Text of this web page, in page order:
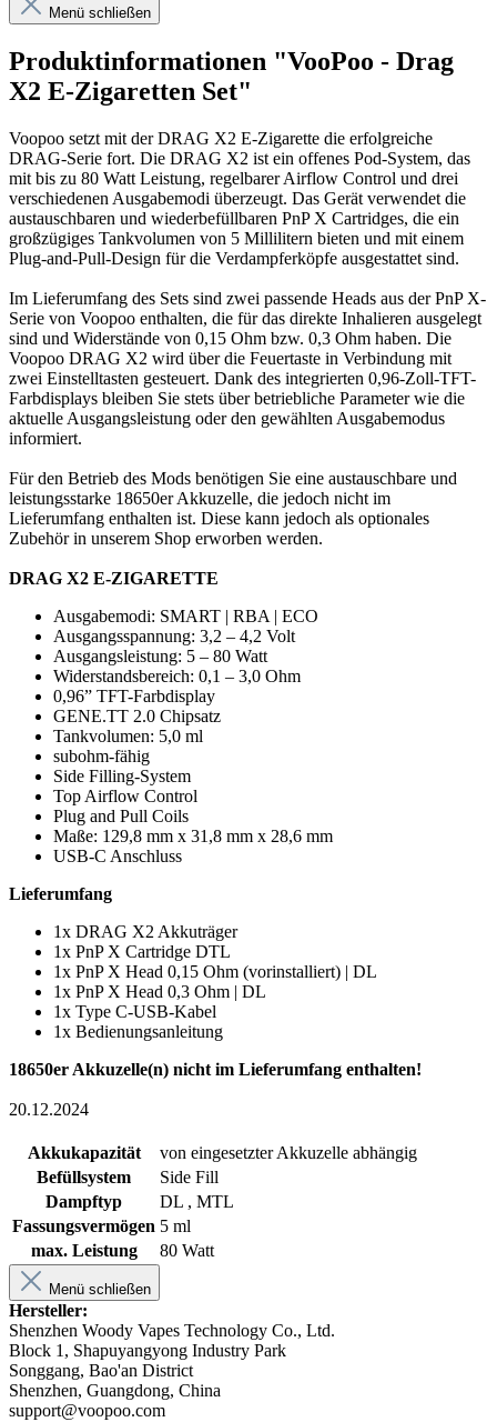
Menü schließen
Produktinformationen "VooPoo - Drag
X2 E-Zigaretten Set"
Voopoo setzt mit der DRAG X2 E-Zigarette die erfolgreiche
DRAG-Serie fort. Die DRAG X2 ist ein offenes Pod-System, das
mit bis zu 80 Watt Leistung, regelbarer Airflow Control und drei
verschiedenen Ausgabemodi überzeugt. Das Gerät verwendet die
austauschbaren und wiederbefüllbaren PnP X Cartridges, die ein
großzügiges Tankvolumen von 5 Millilitern bieten und mit einem
Plug-and-Pull-Design für die Verdampferköpfe ausgestattet sind.
Im Lieferumfang des Sets sind zwei passende Heads aus der PnP X-
Serie von Voopoo enthalten, die für das direkte Inhalieren ausgelegt
sind und Widerstände von 0,15 Ohm bzw. 0,3 Ohm haben. Die
Voopoo DRAG X2 wird über die Feuertaste in Verbindung mit
zwei Einstelltasten gesteuert. Dank des integrierten 0,96-Zoll-TFT-
Farbdisplays bleiben Sie stets über betriebliche Parameter wie die
aktuelle Ausgangsleistung oder den gewählten Ausgabemodus
informiert.
Für den Betrieb des Mods benötigen Sie eine austauschbare und
leistungsstarke 18650er Akkuzelle, die jedoch nicht im
Lieferumfang enthalten ist. Diese kann jedoch als optionales
Zubehör in unserem Shop erworben werden.
DRAG X2 E-ZIGARETTE
Ausgabemodi: SMART | RBA | ECO
Ausgangsspannung: 3,2 – 4,2 Volt
Ausgangsleistung: 5 – 80 Watt
Widerstandsbereich: 0,1 – 3,0 Ohm
0,96” TFT-Farbdisplay
GENE.TT 2.0 Chipsatz
Tankvolumen: 5,0 ml
subohm-fähig
Side Filling-System
Top Airflow Control
Plug and Pull Coils
Maße: 129,8 mm x 31,8 mm x 28,6 mm
USB-C Anschluss
Lieferumfang
1x DRAG X2 Akkuträger
1x PnP X Cartridge DTL
1x PnP X Head 0,15 Ohm (vorinstalliert) | DL
1x PnP X Head 0,3 Ohm | DL
1x Type C-USB-Kabel
1x Bedienungsanleitung
18650er Akkuzelle(n) nicht im Lieferumfang enthalten!
20.12.2024
Akkukapazität
von eingesetzter Akkuzelle abhängig
Befüllsystem
Side Fill
Dampftyp
DL , MTL
Fassungsvermögen 5 ml
max. Leistung
80 Watt
Menü schließen
Hersteller:
Shenzhen Woody Vapes Technology Co., Ltd.
Block 1, Shapuyangyong Industry Park
Songgang, Bao'an District
Shenzhen, Guangdong, China
support@voopoo.com